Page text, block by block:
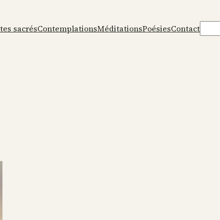
sacrésContemplationsMéditationsPoésiesContact